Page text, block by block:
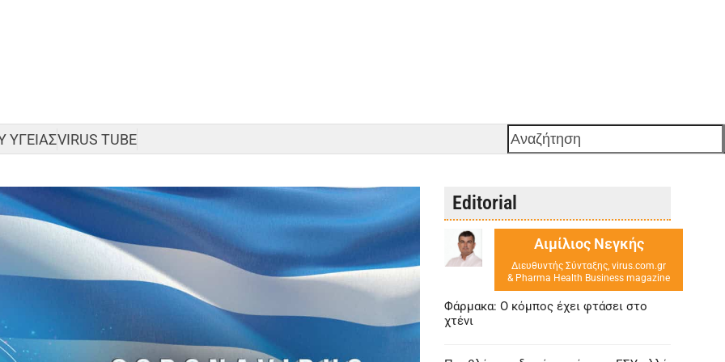
ΥΓΕΙΑΣVIRUS TUBE Αναζήτηση
Editorial
Αιμίλιος Νεγκής
Διευθυντής Σύνταξης, virus.com.gr
& Pharma Health Business magazine
Φάρμακα: Ο κόμπος έχει φτάσει στο
χτένι